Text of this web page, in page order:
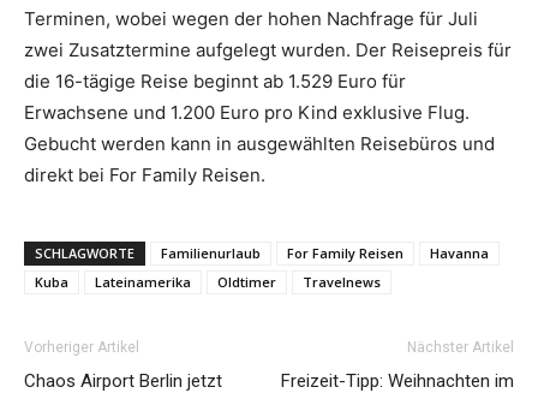
Terminen, wobei wegen der hohen Nachfrage für Juli
zwei Zusatztermine aufgelegt wurden. Der Reisepreis für
die 16-tägige Reise beginnt ab 1.529 Euro für
Erwachsene und 1.200 Euro pro Kind exklusive Flug.
Gebucht werden kann in ausgewählten Reisebüros und
direkt bei For Family Reisen.
SCHLAGWORTE Familienurlaub For Family Reisen
Havanna
Kuba
Lateinamerika Oldtimer Travelnews
Vorheriger Artikel
Chaos Airport Berlin jetzt
Nächster Artikel
Freizeit-Tipp: Weihnachten im